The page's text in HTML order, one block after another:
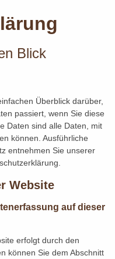
Blick
Überblick darüber,
passiert, wenn Sie diese
Daten sind alle Daten, mit
können. Ausführliche
entnehmen Sie unserer
Website
auf dieser
erfolgt durch den
können Sie dem Abschnitt